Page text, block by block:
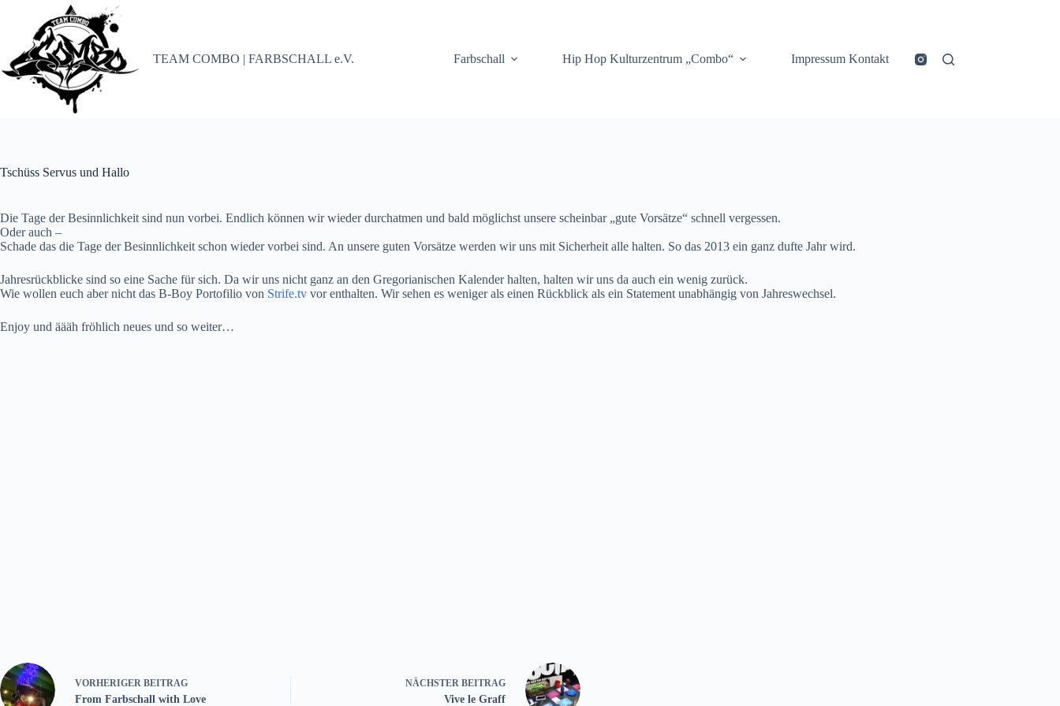
springen
TEAM COMBO | FARBSCHALL e.V.
Farbschall Hip Hop Kulturzentrum „Combo“ Impressum Kontakt
Tschüss Servus und Hallo
Die Tage der Besinnlichkeit sind nun vorbei. Endlich können wir wieder durchatmen und bald möglichst unsere scheinbar „gute Vorsätze“ schnell vergessen.
Oder auch –
Schade das die Tage der Besinnlichkeit schon wieder vorbei sind. An unsere guten Vorsätze werden wir uns mit Sicherheit alle halten. So das 2013 ein ganz dufte Jahr wird.
Jahresrückblicke sind so eine Sache für sich. Da wir uns nicht ganz an den Gregorianischen Kalender halten, halten wir uns da auch ein wenig zurück.
Wie wollen euch aber nicht das B-Boy Portofilio von Strife.tv vor enthalten. Wir sehen es weniger als einen Rückblick als ein Statement unabhängig von Jahreswechsel.
Enjoy und äääh fröhlich neues und so weiter…
VORHERIGER BEITRAG
From Farbschall with Love
NÄCHSTER BEITRAG
Vive le Graff